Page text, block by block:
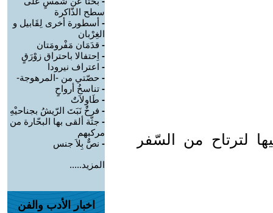
لترتاح من السّفر
سطح الذّاكرة
- أسطورة أخرى لِقَابيل و
الغِرْبان
- قدَمَان مَفْرومَتان
- اِحتفالا باحتراق زوْرَقٍ
- اعتراف نيرودا
- حصّتي من -المرهوجة-
- تناسخُ أرواحٍ
- طَاوِلاَتٌ
- فرخٌ نَبَتَ الرّيشُ بجناحيْهِ
- جثّة ألقى بها البحّارة من
مركبهم
- نصٌّ بِلاَ جنس
المزيد.....
اخبار الأدب والفن